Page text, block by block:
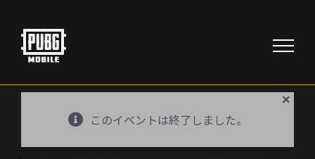
content
×
このイベントは終了しました。